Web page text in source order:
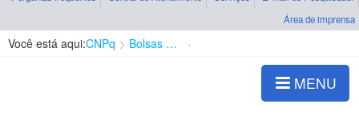
Área de imprensa
Você está aqui:CNPq Bolsas e Auxílios Vigentes
MENU